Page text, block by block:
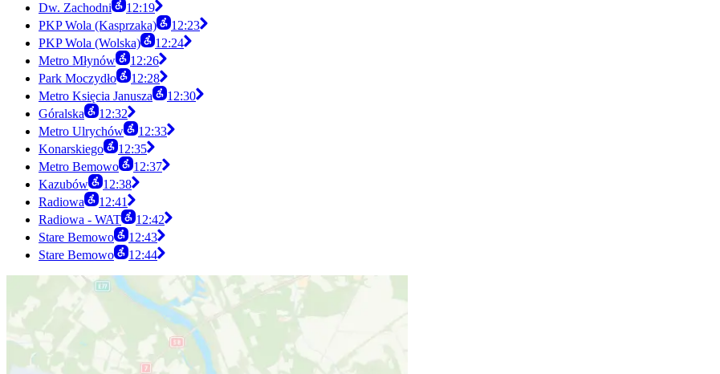
Dw. Zachodni
12:19
PKP Wola (Kasprzaka)
12:23
PKP Wola (Wolska)
12:24
Metro Młynów
12:26
Park Moczydło
12:28
Metro Księcia Janusza
12:30
Góralska
12:32
Metro Ulrychów
12:33
Konarskiego
12:35
Metro Bemowo
12:37
Kazubów
12:38
Radiowa
12:41
Radiowa - WAT
12:42
Stare Bemowo
12:43
Stare Bemowo
12:44